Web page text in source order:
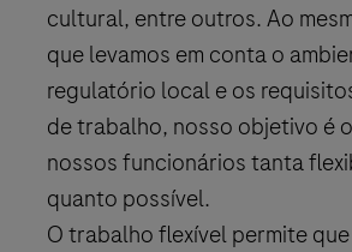
cultural, entre outros. Ao
que levamos em conta o
regulatório local e os
de trabalho, nosso objetivo é
nossos funcionários tanta
quanto possível.
O trabalho flexível permite que